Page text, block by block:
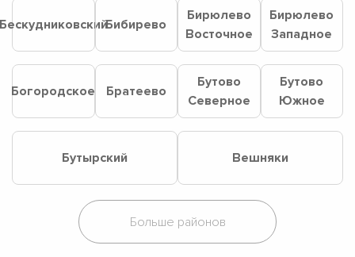
Бибирево
Бирюлево
Восточное
Бирюлево
Западное
Богородское Братеево
Бутово
Северное
Бутово
Южное
Бутырский Вешняки